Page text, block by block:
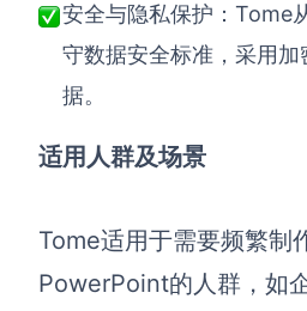
安全与隐私保护： Tome
守数据安全标准，采用
据。
适用人群及场景
Tome适用于需要频繁制
PowerPoint的人群，如